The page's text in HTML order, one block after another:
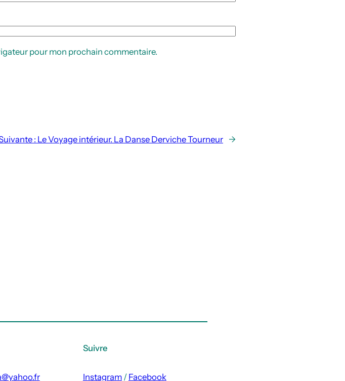
pour mon prochain commentaire.
: Le Voyage intérieur. La Danse Derviche Tourneur →
Suivre
Instagram/ Facebook